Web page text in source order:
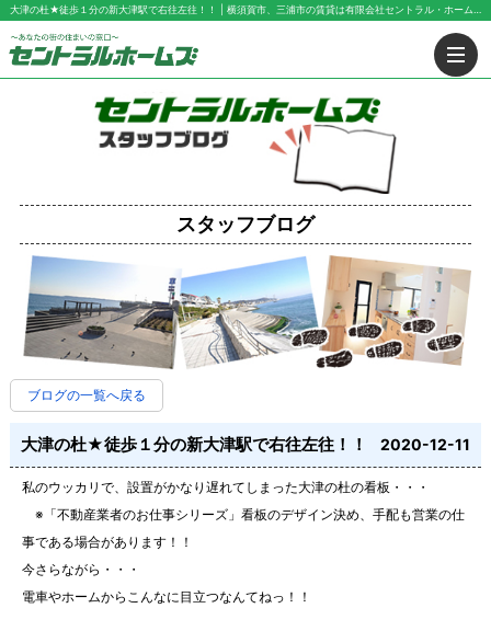
スタッフブログ
ブログの一覧へ戻る
大津の杜★徒歩１分の新大津駅で右往左往！！ 2020-12-11
私のウッカリで、設置がかなり遅れてしまった大津の杜の看板・・・
※「不動産業者のお仕事シリーズ」看板のデザイン決め、手配も営業の仕
事である場合があります！！
今さらながら・・・
電車やホームからこんなに目立つなんてねっ！！